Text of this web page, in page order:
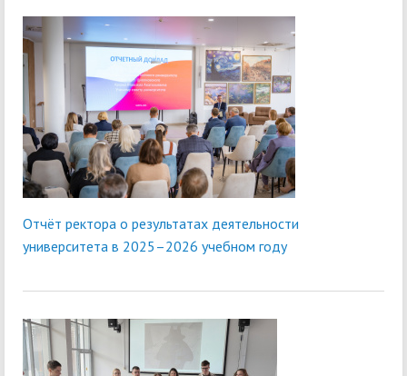
Отчёт ректора о результатах деятельности
университета в 2025–2026 учебном году